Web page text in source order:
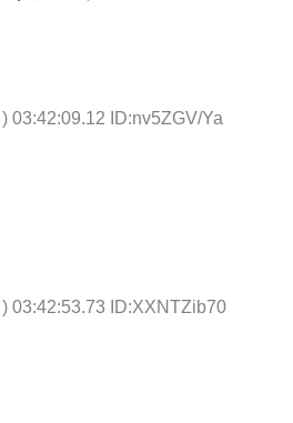
03:42:09.12 ID:nv5ZGV/Ya
03:42:53.73 ID:XXNTZib70